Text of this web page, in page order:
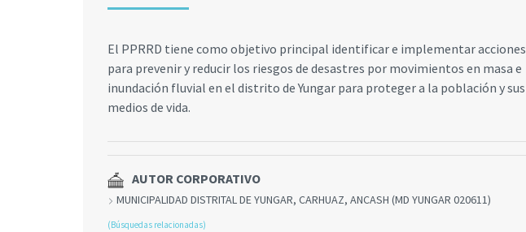
El PPRRD tiene como objetivo principal identificar e implementar acciones
para prevenir y reducir los riesgos de desastres por movimientos en masa e
inundación fluvial en el distrito de Yungar para proteger a la población y sus
medios de vida.
AUTOR CORPORATIVO
MUNICIPALIDAD DISTRITAL DE YUNGAR, CARHUAZ, ANCASH (MD YUNGAR 020611)
(Búsquedas relacionadas)